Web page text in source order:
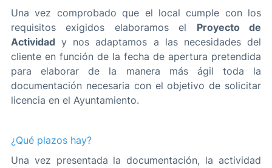
Una vez comprobado que el local cumple con los
requisitos exigidos elaboramos el Proyecto de
Actividad y nos adaptamos a las necesidades del
cliente en función de la fecha de apertura pretendida
para elaborar de la manera más ágil toda la
documentación necesaria con el objetivo de solicitar
licencia en el Ayuntamiento.
¿Qué plazos hay?
Una vez presentada la documentación, la actividad